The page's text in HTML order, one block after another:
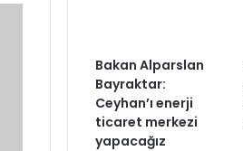
Bakan Alparslan
Bayraktar:
Ceyhan’ı enerji
ticaret merkezi
yapacağız